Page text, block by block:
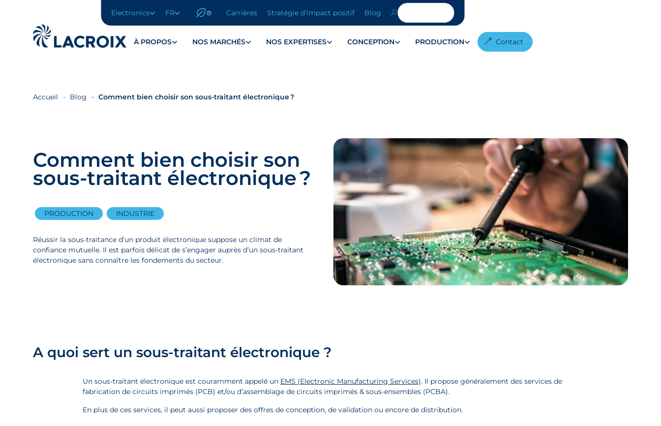
À PROPOS NOS MARCHÉS NOS EXPERTISES CONCEPTION PRODUCTION
Electronics Carrières Stratégie d’impact positif Blog
FR
Contact
Accueil Blog Comment bien choisir son sous-traitant électronique ?
Comment bien choisir son
sous-traitant électronique ?
PRODUCTION INDUSTRIE
Réussir la sous-traitance d’un produit électronique suppose un climat de
confiance mutuelle. Il est parfois délicat de s’engager auprès d’un sous-traitant
électronique sans connaître les fondements du secteur.
A quoi sert un sous-traitant électronique ?
Un sous-traitant électronique est couramment appelé un EMS (Electronic Manufacturing Services). Il propose généralement des services de
fabrication de circuits imprimés (PCB) et/ou d’assemblage de circuits imprimés & sous-ensembles (PCBA).
En plus de ces services, il peut aussi proposer des offres de conception, de validation ou encore de distribution.